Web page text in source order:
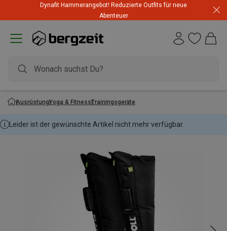
Dynafit Hammerangebot! Reduzierte Outfits für neue
Abenteuer
AusrüstungYoga & FitnessTrainingsgeräte
Leider ist der gewünschte Artikel nicht mehr verfügbar.